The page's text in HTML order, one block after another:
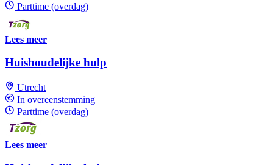
Parttime (overdag)
Lees meer
Huishoudelijke hulp
Utrecht
In overeenstemming
Parttime (overdag)
Lees meer